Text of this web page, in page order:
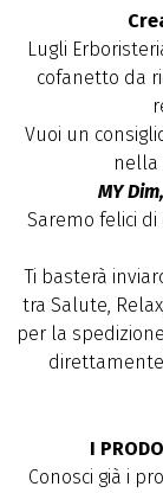
Lugli
cofanetto da
Vuoi un
nella
MY
Saremo felici
Ti basterà
tra Salute,
per la
I
Conosci già i